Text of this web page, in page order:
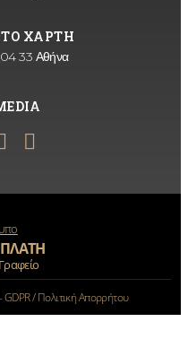
ΧΑΡΤΗ
33 Αθήνα
GDPR / Πολιτική Απορρήτου